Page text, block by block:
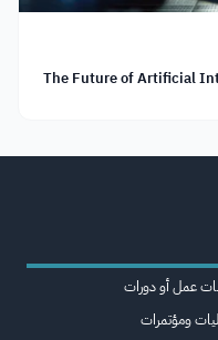
The Future of Artificial
عمل أو دورات
ومؤتمرات